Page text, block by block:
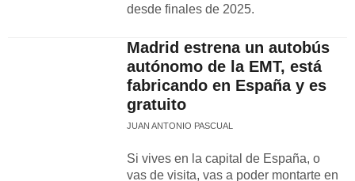
desde finales de 2025.
Madrid estrena un autobús
autónomo de la EMT, está
fabricando en España y es
gratuito
JUAN ANTONIO PASCUAL
Si vives en la capital de España, o
vas de visita, vas a poder montarte en